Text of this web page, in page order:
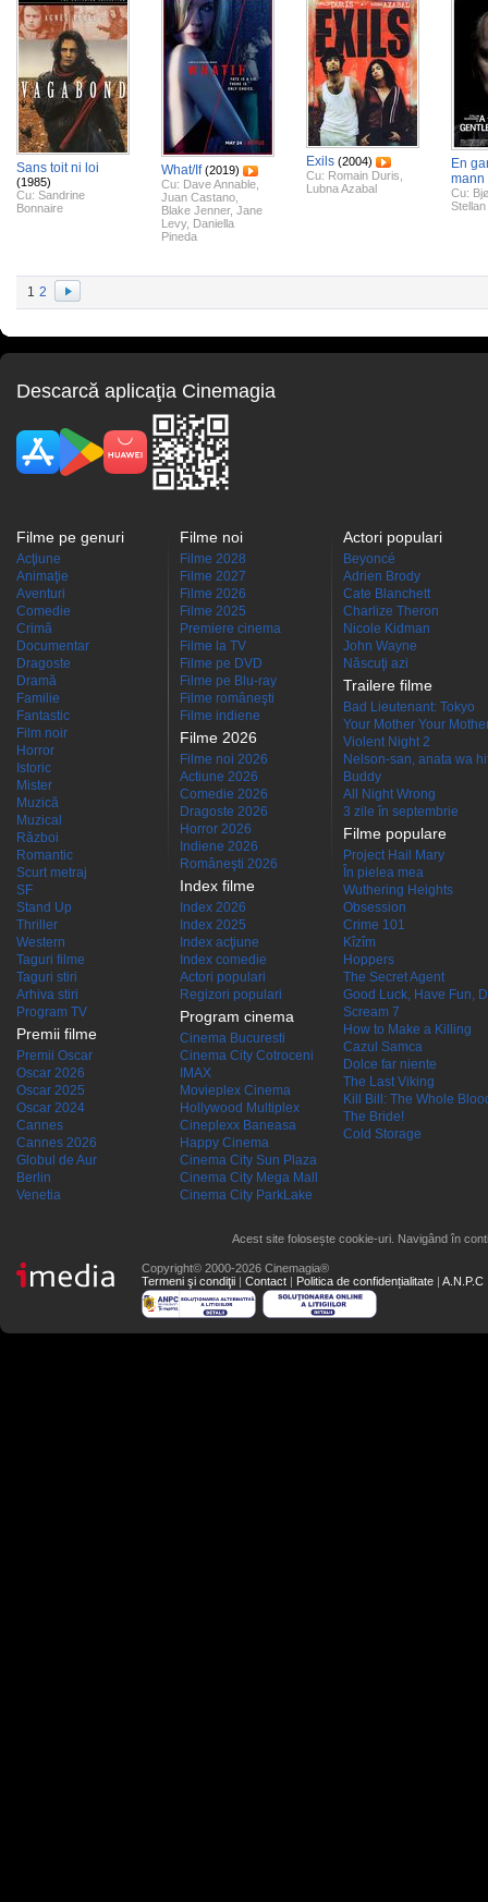
Sans toit ni loi
(1985)
Cu: Sandrine
Bonnaire
What/If (2019)
Cu: Dave Annable
Juan Castano
Blake Jenner, Jane
Levy, Daniella
Pineda
Exils (2004)
Cu: Romain Duris
Lubna Azabal
En
mann
Cu:
1 2
Descarcă aplicaţia Cinemagia
Filme pe genuri
Acţiune
Animaţie
Aventuri
Comedie
Crimă
Documentar
Dragoste
Dramă
Familie
Fantastic
Film noir
Horror
Istoric
Mister
Muzică
Muzical
Război
Romantic
Scurt metraj
SF
Stand Up
Thriller
Western
Taguri filme
Taguri stiri
Arhiva stiri
Program TV
Premii filme
Premii Oscar
Oscar 2026
Oscar 2025
Oscar 2024
Cannes
Cannes 2026
Globul de Aur
Berlin
Venetia
Filme noi
Filme 2028
Filme 2027
Filme 2026
Filme 2025
Premiere cinema
Filme la TV
Filme pe DVD
Filme pe Blu-ray
Filme româneşti
Filme indiene
Filme 2026
Filme noi 2026
Actiune 2026
Comedie 2026
Dragoste 2026
Horror 2026
Indiene 2026
Româneşti 2026
Index filme
Index 2026
Index 2025
Index acţiune
Index comedie
Actori populari
Regizori populari
Program cinema
Cinema Bucuresti
Cinema City Cotroceni
IMAX
Movieplex Cinema
Hollywood Multiplex
Cineplexx Baneasa
Happy Cinema
Cinema City Sun Plaza
Cinema City Mega Mall
Cinema City ParkLake
Actori populari
Beyoncé
Adrien Brody
Cate Blanchett
Charlize Theron
Nicole Kidman
John Wayne
Născuţi azi
Trailere filme
Bad Lieutenant: Tokyo
Your Mother Your
Violent Night 2
Nelson-san, anata wa
Buddy
All Night Wrong
3 zile în septembrie
Filme populare
Project Hail Mary
În pielea mea
Wuthering Heights
Obsession
Crime 101
Kîzîm
Hoppers
The Secret Agent
Good Luck, Have Fun,
Scream 7
How to Make a Killing
Cazul Samca
Dolce far niente
The Last Viking
Kill Bill: The Whole
The Bride!
Cold Storage
Acest site folosește cookie-uri. Navigând în
Copyright© 2000-2026 Cinemagia®
Termeni şi condiţii | Contact | Politica de confidențialitate | A.N.P.C